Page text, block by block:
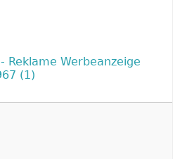
Reklame Werbeanzeige
(1)